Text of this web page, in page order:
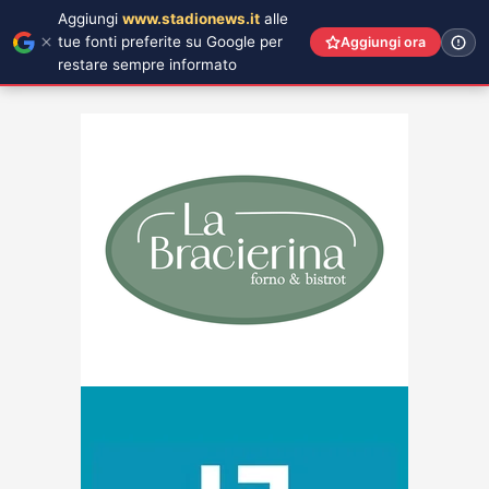
Aggiungi www.stadionews.it alle
tue fonti preferite su Google per
restare sempre informato
Aggiungi ora